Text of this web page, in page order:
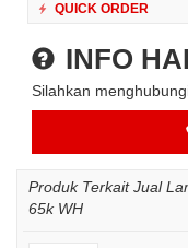
QUICK ORDER
INFO
Silahkan
Produk Terkait Jual
65k WH